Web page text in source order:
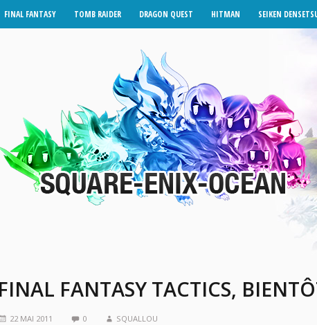
FINAL FANTASY TOMB RAIDER DRAGON QUEST HITMAN SEIKEN
FINAL FANTASY TACTICS,
22 MAI 2011 0 SQUALLOU